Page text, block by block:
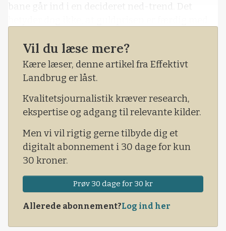
bane går ind i en decideret ned-trend. Det
guldprisen som havende et stort opadgående,
langsigtet potentiale. Ikke mindst hvis, eller
rettere når, aktiemark
Vil du læse mere?
Kære læser, denne artikel fra Effektivt
Landbrug er låst.
Kvalitetsjournalistik kræver research,
ekspertise og adgang til relevante kilder.
Men vi vil rigtig gerne tilbyde dig et
digitalt abonnement i 30 dage for kun
30 kroner.
Prøv 30 dage for 30 kr
Allerede abonnement?Log ind her